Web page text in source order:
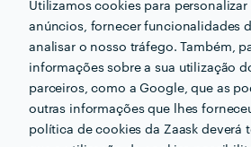
Utilizamos cookies para
anúncios, fornecer funcionalidades
analisar o nosso tráfego. Também,
informações sobre a sua utilização
parceiros, como a Google, que as
outras informações que lhes
política de cookies da Zaask deverá
Nuno Vargas
Remodelação de Casa
21 Set 2014
Bom profissional, leva o seu tempo
trabalho dentro correctamente.